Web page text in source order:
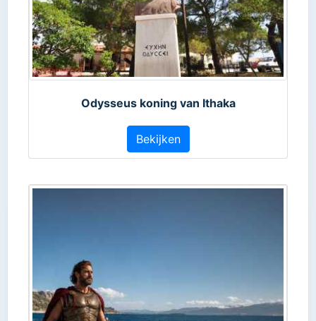
Odysseus koning van Ithaka
Bekijken